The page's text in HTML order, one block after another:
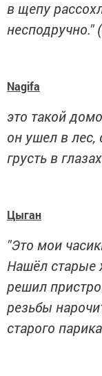
в щепу
несподручно."
Nagifa
это такой
он ушел в лес,
грусть в
Цыган
"Это мои
Нашёл старые
решил
резьбы
старого